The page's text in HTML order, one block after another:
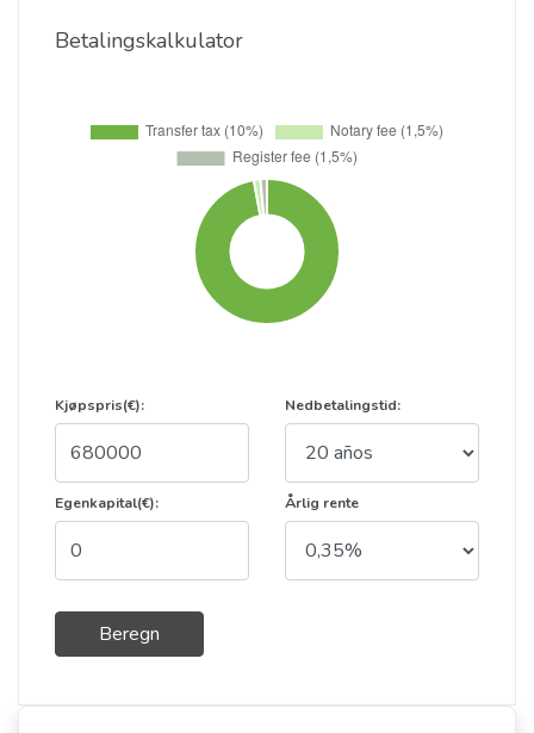
Betalingskalkulator
Kjøpspris(€):
Egenkapital(€):
Beregn
Nedbetalingstid:
Årlig rente